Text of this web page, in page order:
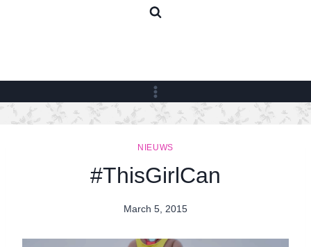
NIEUWS
#ThisGirlCan
By
March 5, 2015